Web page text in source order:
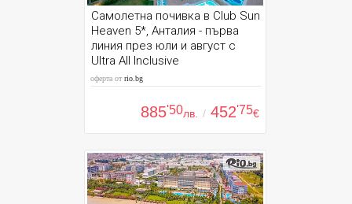
Самолетна почивка в Club Sun
Heaven 5*, Анталия - първа
линия през юли и август с
Ultra All Inclusive
оферта отrio.bg
885'50лв. / 452'75€